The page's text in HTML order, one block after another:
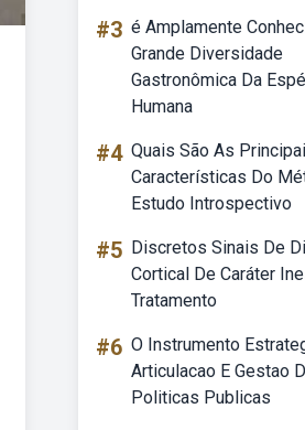
#3 é Amplamente
Grande Diversidade
Gastronômica Da
Humana
#4 Quais São As
Características Do
Estudo Introspectivo
#5 Discretos Sinais De
Cortical De Caráter
Tratamento
#6 O Instrumento
Articulacao E Gestao
Politicas Publicas